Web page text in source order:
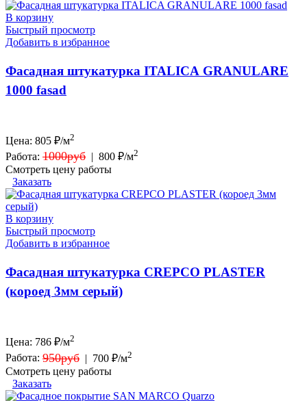
В корзину
Быстрый просмотр
Добавить в избранное
Фасадная штукатурка ITALICA GRANULARE
1000 fasad
Цена: 805 ₽/м2
Работа: 1000руб | 800 ₽/м2
Смотреть цену работы
Заказать
В корзину
Быстрый просмотр
Добавить в избранное
Фасадная штукатурка CREPCO PLASTER
(короед 3мм серый)
Цена: 786 ₽/м2
Работа: 950руб | 700 ₽/м2
Смотреть цену работы
Заказать